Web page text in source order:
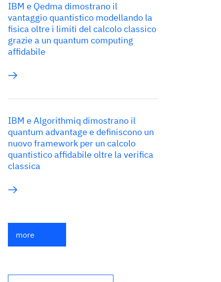
IBM e Qedma dimostrano il
vantaggio quantistico modellando la
fisica oltre i limiti del calcolo classico
grazie a un quantum computing
affidabile
IBM e Algorithmiq dimostrano il
quantum advantage e definiscono un
nuovo framework per un calcolo
quantistico affidabile oltre la verifica
classica
more